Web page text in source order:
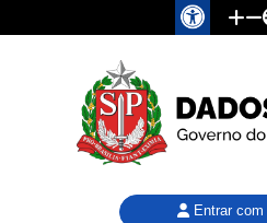
Pular para o conteúdo principal
Entrar com